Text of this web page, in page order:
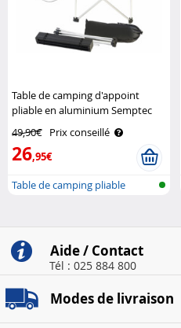
Table de camping d'appoint
pliable en aluminium Semptec
49,90€ Prix conseillé
26,95€
Table de camping pliable
Aide / Contact
Tél : 025 884 800
Modes de livraison